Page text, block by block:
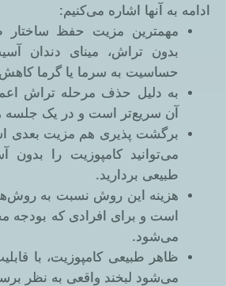
ادامه به آنها اشاره می‌کنیم:
مهمترین مزیت حفظ ساختار
بدون تراش، مینای دندان
حساسیت به سرما یا گرما کاهش
به دلیل حذف مرحله تراش
آن سریع‌تر است و در یک جلسه
برگشت پذیری هم مزیت بعدی
می‌توانید کامپوزیت را بدون
طبیعی بردارید.
هزینه این روش نسبت به
است و برای افرادی که بودجه
می‌شود.
ظاهر طبیعی کامپوزیت، با
می‌شود لبخند واقعی به نظر